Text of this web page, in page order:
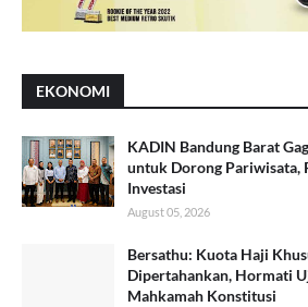
EKONOMI
KADIN Bandung Barat
untuk Dorong Pariwisata,
Investasi
August 05, 2026
Bersathu: Kuota Haji
Dipertahankan, Hormati
Mahkamah Konstitusi